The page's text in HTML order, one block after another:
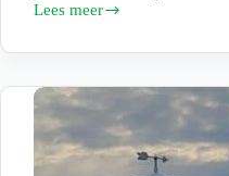
Lees meer
Ontdek
persoonlijke
Wat
vind
jij
belangrijk
in